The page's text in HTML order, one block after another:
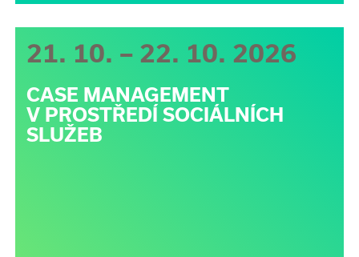
21. 10. – 22. 10. 2026
CASE MANAGEMENT
V PROSTŘEDÍ SOCIÁLNÍCH
SLUŽEB